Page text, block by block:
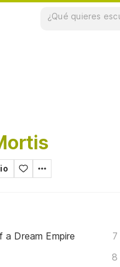
Dream Empire